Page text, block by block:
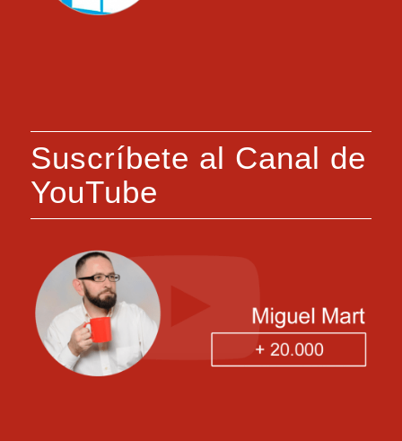
Suscríbete al Canal de
YouTube